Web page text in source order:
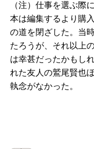
（注）仕事を選ぶ際
本は編集するより購
の道を閉ざした。当
たろうが、それ以上
は幸甚だったかもし
れた友人の鷲尾賢也
執念がなかった。